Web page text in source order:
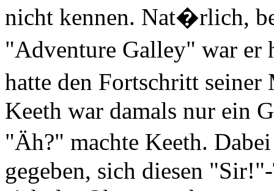
nicht kennen. Nat�rlich,
"Adventure Galley" war er
hatte den Fortschritt
Keeth war damals nur ein
"Äh?" machte Keeth.
gegeben, sich diesen